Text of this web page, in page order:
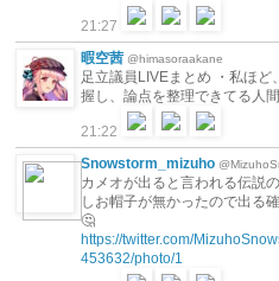
21:27
暇空茜 @himasoraakane
足立議員LIVEまとめ ・私ほ
握し、論点を整理できてる人
21:22
Snowstorm_mizuho
カメオが出ると言われる伝説
しお帽子が無かったので出る
🤔
https://twitter.com/
453632/photo/1